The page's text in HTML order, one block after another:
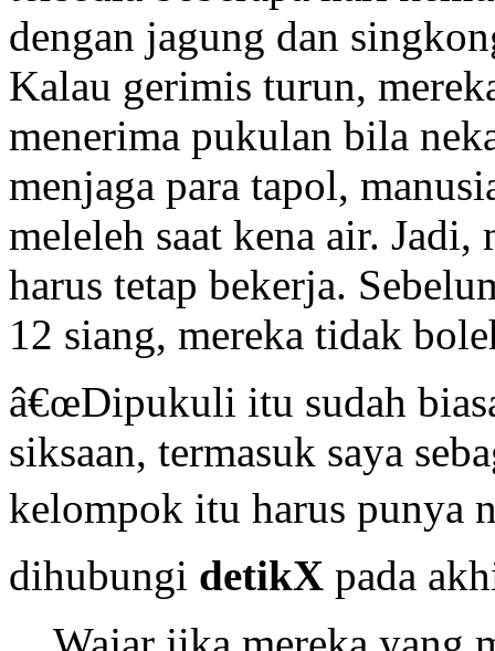
dengan jagung dan
Kalau gerimis turun,
menerima pukulan bila
menjaga para tapol,
meleleh saat kena air.
harus tetap bekerja.
12 siang, mereka tidak
â€œDipukuli itu sudah
siksaan, termasuk saya
kelompok itu harus punya
dihubungi detikX pada